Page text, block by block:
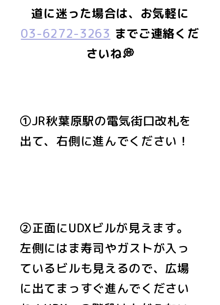
道に迷った場合は、お気軽に
03-6272-3263 までご連絡くだ
さいね💭
①JR秋葉原駅の電気街口改札を
出て、右側に進んでください！
②正面にUDXビルが見えます。
左側にはま寿司やガストが入っ
ているビルも見えるので、広場
に出てまっすぐ進んでください